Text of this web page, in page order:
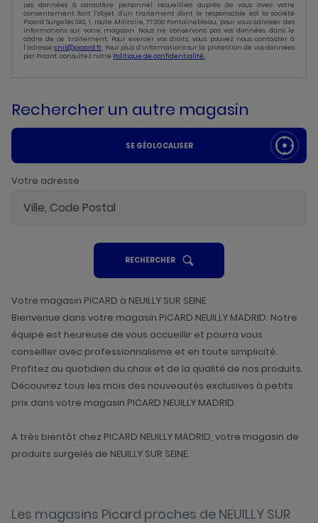
Les données à caractère personnel recueillies auprès de vous avec votre
consentement font l’objet d’un traitement dont le responsable est la société
Picard Surgelés SAS, 1, route Militaire, 77300 Fontainebleau, pour vous adresser des
informations sur votre magasin. Nous ne conservons pas vos données dans le
cadre de ce traitement. Pour exercer vos droits, vous pouvez nous contacter à
l’adressecnil@picard.fr. Pour plus d’informations sur la protection de vos données
par Picard, consultez notre Politique de confidentialité.
Rechercher un autre magasin
SE GÉOLOCALISER
Votre adresse
RECHERCHERUN
POINT
VENTE
Votre magasin PICARD à NEUILLY SUR SEINE
Bienvenue dans votre magasin PICARD NEUILLY MADRID. Notre
équipe est heureuse de vous accueillir et pourra vous
conseiller avec professionnalisme et en toute simplicité.
Profitez au quotidien du choix et de la qualité de nos produits.
Découvrez tous les mois des nouveautés exclusives à petits
prix dans votre magasin PICARD NEUILLY MADRID.
A très bientôt chez PICARD NEUILLY MADRID, votre magasin de
produits surgelés de NEUILLY SUR SEINE.
Les magasins Picard proches de NEUILLY SUR